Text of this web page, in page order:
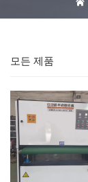
모든 제품